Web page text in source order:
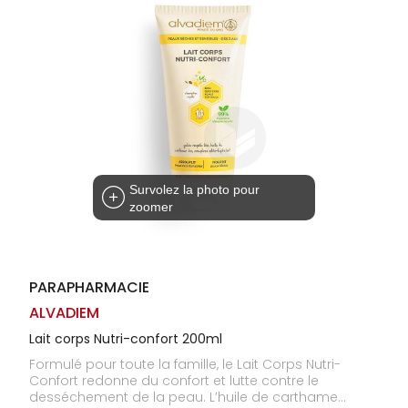
Survolez la photo pour
zoomer
PARAPHARMACIE
ALVADIEM
Lait corps Nutri-confort 200ml
Formulé pour toute la famille, le Lait Corps Nutri-
Confort redonne du confort et lutte contre le
desséchement de la peau. L’huile de carthame